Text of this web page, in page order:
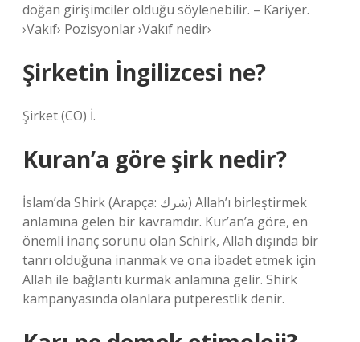
doğan girişimciler olduğu söylenebilir. – Kariyer.
›Vakıf› Pozisyonlar ›Vakıf nedir›
Şirketin İngilizcesi ne?
Şirket (CO) İ.
Kuran’a göre şirk nedir?
İslam’da Shirk (Arapça: شرك) Allah’ı birleştirmek
anlamına gelen bir kavramdır. Kur’an’a göre, en
önemli inanç sorunu olan Schirk, Allah dışında bir
tanrı olduğuna inanmak ve ona ibadet etmek için
Allah ile bağlantı kurmak anlamına gelir. Shirk
kampanyasında olanlara putperestlik denir.